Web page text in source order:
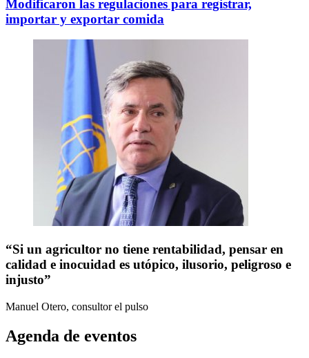
Modificaron las regulaciones para registrar,
importar y exportar comida
“Si un agricultor no tiene rentabilidad, pensar en
calidad e inocuidad es utópico, ilusorio, peligroso e
injusto”
Manuel Otero, consultor el pulso
Agenda de eventos